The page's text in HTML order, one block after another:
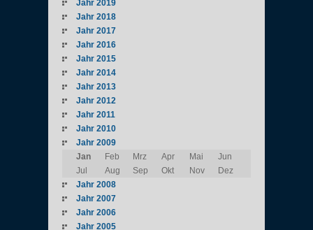
Jahr 2019
Jahr 2018
Jahr 2017
Jahr 2016
Jahr 2015
Jahr 2014
Jahr 2013
Jahr 2012
Jahr 2011
Jahr 2010
Jahr 2009
Jan
Feb Mrz Apr Mai
Jun
Jul
Aug Sep Okt Nov
Dez
Jahr 2008
Jahr 2007
Jahr 2006
Jahr 2005